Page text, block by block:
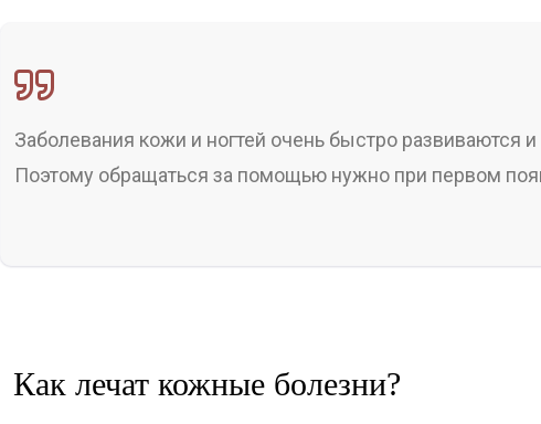
Заболевания кожи и ногтей очень быстро
Поэтому обращаться за помощью нужно при первом
Как лечат кожные болезни?